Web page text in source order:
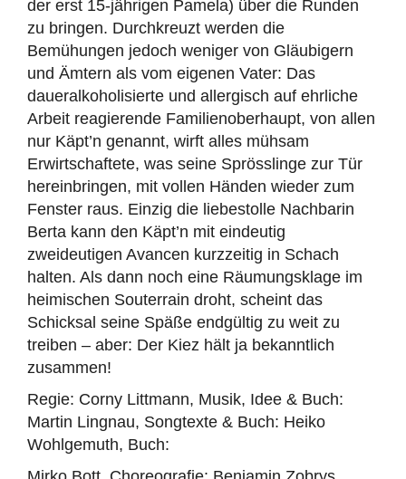
der erst 15-jährigen Pamela) über die Runden
zu bringen. Durchkreuzt werden die
Bemühungen jedoch weniger von Gläubigern
und Ämtern als vom eigenen Vater: Das
daueralkoholisierte und allergisch auf ehrliche
Arbeit reagierende Familienoberhaupt, von allen
nur Käpt’n genannt, wirft alles mühsam
Erwirtschaftete, was seine Sprösslinge zur Tür
hereinbringen, mit vollen Händen wieder zum
Fenster raus. Einzig die liebestolle Nachbarin
Berta kann den Käpt’n mit eindeutig
zweideutigen Avancen kurzzeitig in Schach
halten. Als dann noch eine Räumungsklage im
heimischen Souterrain droht, scheint das
Schicksal seine Späße endgültig zu weit zu
treiben – aber: Der Kiez hält ja bekanntlich
zusammen!
Regie: Corny Littmann, Musik, Idee & Buch:
Martin Lingnau, Songtexte & Buch: Heiko
Wohlgemuth, Buch: